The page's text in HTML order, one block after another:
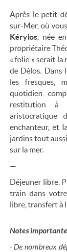
Après le petit-
sur-Mer, où
Kérylos , née
propriétaire
« folie » serait la
de Délos. Dans
les fresques,
quotidien
restitution à
aristocratique
enchanteur, et
jardins tout
sur la mer.
—
Déjeuner libre.
train dans
libre, transfert à
Notes
· De nombreux